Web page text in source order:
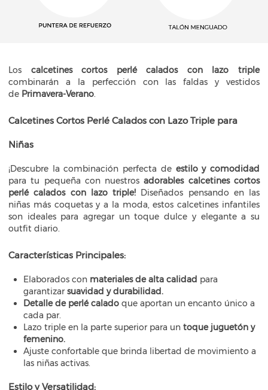
Los calcetines cortos perlé calados con lazo triple
combinarán a la perfección con las faldas y vestidos
de Primavera-Verano.
Calcetines Cortos Perlé Calados con Lazo Triple para
Niñas
¡Descubre la combinación perfecta deestilo y comodidad
para tu pequeña con nuestros adorables calcetines cortos
perlé calados con lazo triple! Diseñados pensando en las
niñas más coquetas y a la moda, estos calcetines infantiles
son ideales para agregar un toque dulce y elegante a su
outfit diario.
Características Principales:
Elaborados con materiales de alta calidad para
garantizarsuavidad y durabilidad.
Detalle de perlé calado que aportan un encanto único a
cada par.
Lazo triple en la parte superior para un toque juguetón y
femenino.
Ajuste confortable que brinda libertad de movimiento a
las niñas activas.
Estilo y Versatilidad: